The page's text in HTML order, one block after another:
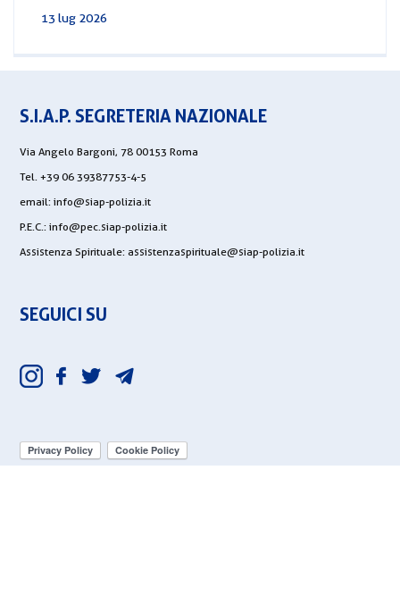
13 lug 2026
S.I.A.P. SEGRETERIA NAZIONALE
Via Angelo Bargoni, 78 00153 Roma
Tel. +39 06 39387753-4-5
email: info@siap-polizia.it
P.E.C.: info@pec.siap-polizia.it
Assistenza Spirituale: assistenzaspirituale@siap-polizia.it
SEGUICI SU